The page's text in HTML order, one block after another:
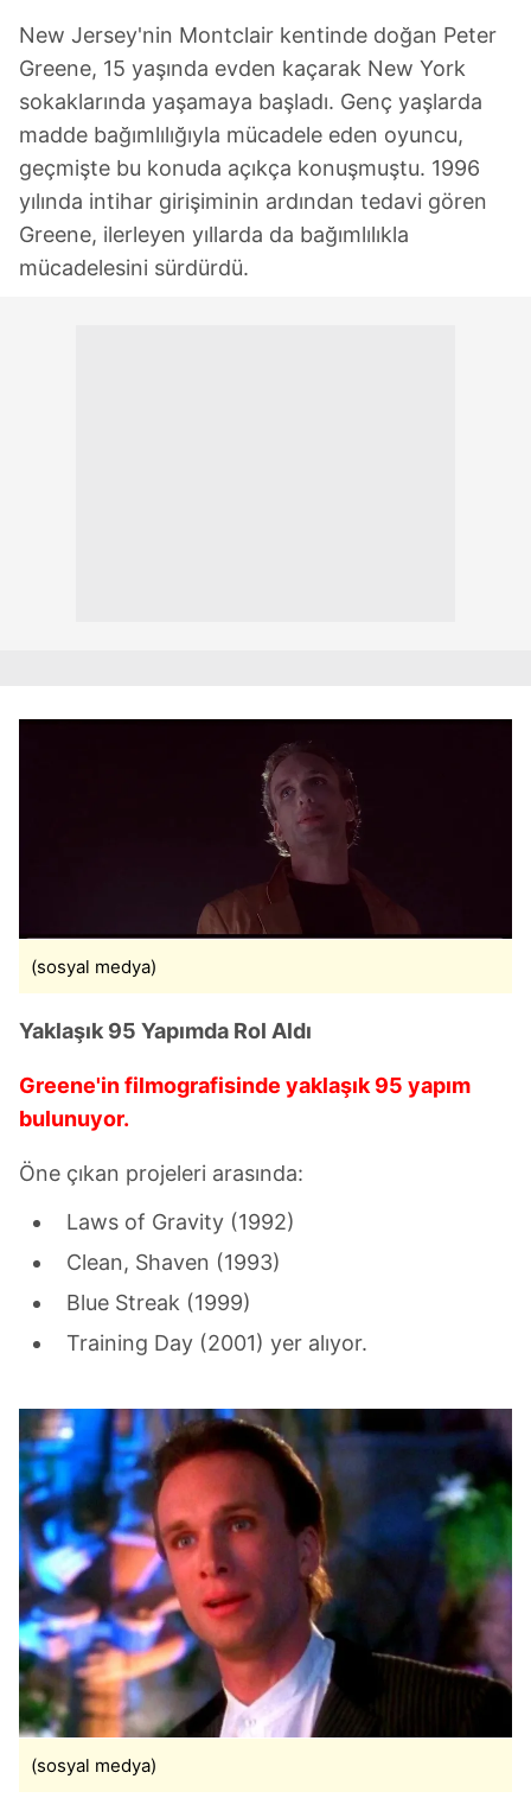
New Jersey'nin Montclair kentinde doğan Peter
Greene, 15 yaşında evden kaçarak New York
sokaklarında yaşamaya başladı. Genç yaşlarda
madde bağımlılığıyla mücadele eden oyuncu,
geçmişte bu konuda açıkça konuşmuştu. 1996
yılında intihar girişiminin ardından tedavi gören
Greene, ilerleyen yıllarda da bağımlılıkla
mücadelesini sürdürdü.
(sosyal medya)
Yaklaşık 95 Yapımda Rol Aldı
Greene'in filmografisinde yaklaşık 95 yapım
bulunuyor.
Öne çıkan projeleri arasında:
Laws of Gravity (1992)
Clean, Shaven (1993)
Blue Streak (1999)
Training Day (2001) yer alıyor.
(sosyal medya)